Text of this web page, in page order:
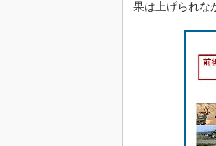
果は上げられな